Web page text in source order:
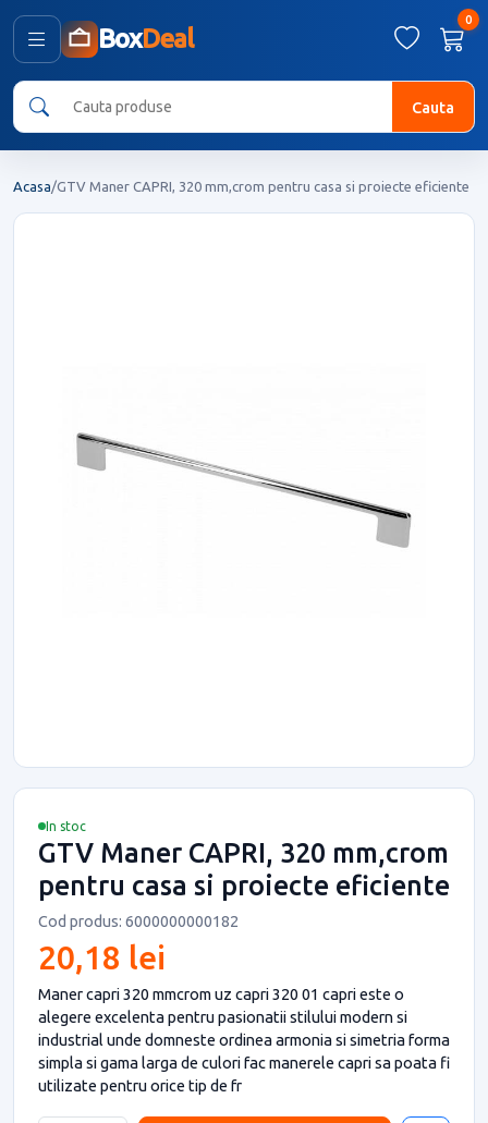
BoxDeal
0
Cauta
Acasa/GTV Maner CAPRI, 320 mm,crom pentru casa si proiecte eficiente
In stoc
GTV Maner CAPRI, 320 mm,crom
pentru casa si proiecte eficiente
Cod produs: 6000000000182
20,18 lei
Maner capri 320 mmcrom uz capri 320 01 capri este o
alegere excelenta pentru pasionatii stilului modern si
industrial unde domneste ordinea armonia si simetria forma
simpla si gama larga de culori fac manerele capri sa poata fi
utilizate pentru orice tip de fr